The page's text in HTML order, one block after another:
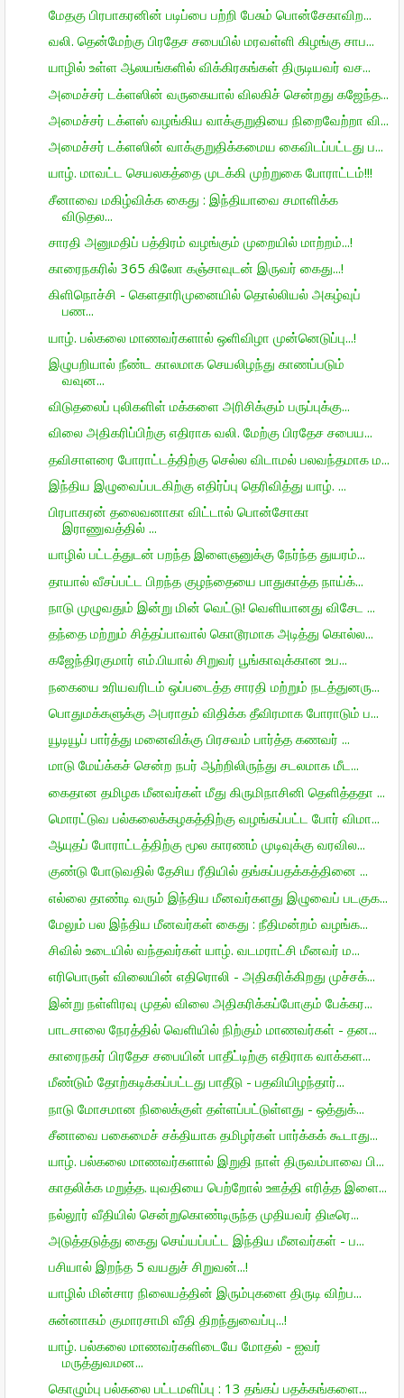
மேதகு பிரபாகரனின் படிப்பை பற்றி பேசும் பொன்சேகாவிற...
வலி. தென்மேற்கு பிரதேச சபையில் மரவள்ளி கிழங்கு சாப...
யாழில் உள்ள ஆலயங்களில் விக்கிரகங்கள் திருடியவர் வச...
அமைச்சர் டக்ளஸின் வருகையால் விலகிச் சென்றது கஜேந்த...
அமைச்சர் டக்ளஸ் வழங்கிய வாக்குறுதியை நிறைவேற்றா வி...
அமைச்சர் டக்ளஸின் வாக்குறுதிக்கமைய கைவிடப்பட்டது ப...
யாழ். மாவட்ட செயலகத்தை முடக்கி முற்றுகை போராட்டம்!!!
சீனாவை மகிழ்விக்க கைது : இந்தியாவை சமாளிக்க
விடுதல...
சாரதி அனுமதிப் பத்திரம் வழங்கும் முறையில் மாற்றம்...!
காரைநகரில் 365 கிலோ கஞ்சாவுடன் இருவர் கைது...!
கிளிநொச்சி - கெளதாரிமுனையில் தொல்லியல் அகழ்வுப்
பண...
யாழ். பல்கலை மாணவர்களால் ஒளிவிழா முன்னெடுப்பு...!
இழுபறியால் நீண்ட காலமாக செயலிழந்து காணப்படும்
வவுன...
விடுதலைப் புலிகளிள் மக்களை அரிசிக்கும் பருப்புக்கு...
விலை அதிகரிப்பிற்கு எதிராக வலி. மேற்கு பிரதேச சபைய...
தவிசாளரை போராட்டத்திற்கு செல்ல விடாமல் பலவந்தமாக ம...
இந்திய இழுவைப்படகிற்கு எதிர்ப்பு தெரிவித்து யாழ். ...
பிரபாகரன் தலைவனாகா விட்டால் பொன்சோகா
இராணுவத்தில் ...
யாழில் பட்டத்துடன் பறந்த இளைஞனுக்கு நேர்ந்த துயரம்...
தாயால் வீசப்பட்ட பிறந்த குழந்தையை பாதுகாத்த நாய்க்...
நாடு முழுவதும் இன்று மின் வெட்டு! வெளியானது விசேட ...
தந்தை மற்றும் சித்தப்பாவால் கொடூரமாக அடித்து கொல்ல...
கஜேந்திரகுமார் எம்.பியால் சிறுவர் பூங்காவுக்கான உப...
நகையை உரியவரிடம் ஒப்படைத்த சாரதி மற்றும் நடத்துனரு...
பொதுமக்களுக்கு அபராதம் விதிக்க தீவிரமாக போராடும் ப...
யூடியூப் பார்த்து மனைவிக்கு பிரசவம் பார்த்த கணவர் ...
மாடு மேய்க்கச் சென்ற நபர் ஆற்றிலிருந்து சடலமாக மீட...
கைதான தமிழக மீனவர்கள் மீது கிருமிநாசினி தெளித்ததா ...
மொரட்டுவ பல்கலைக்கழகத்திற்கு வழங்கப்பட்ட போர் விமா...
ஆயுதப் போராட்டத்திற்கு மூல காரணம் முடிவுக்கு வரவில...
குண்டு போடுவதில் தேசிய ரீதியில் தங்கப்பதக்கத்தினை ...
எல்லை தாண்டி வரும் இந்திய மீனவர்களது இழுவைப் படகுக...
மேலும் பல இந்திய மீனவர்கள் கைது : நீதிமன்றம் வழங்க...
சிவில் உடையில் வந்தவர்கள் யாழ். வடமராட்சி மீனவர் ம...
எரிபொருள் விலையின் எதிரொலி - அதிகரிக்கிறது முச்சக்...
இன்று நள்ளிரவு முதல் விலை அதிகரிக்கப்போகும் பேக்கர...
பாடசாலை நேரத்தில் வெளியில் நிற்கும் மாணவர்கள் - தன...
காரைநகர் பிரதேச சபையின் பாதீட்டிற்கு எதிராக வாக்கள...
மீண்டும் தோற்கடிக்கப்பட்டது பாதீடு - பதவியிழந்தார்...
நாடு மோசமான நிலைக்குள் தள்ளப்பட்டுள்ளது - ஒத்துக்...
சீனாவை பகைமைச் சக்தியாக தமிழர்கள் பார்க்கக் கூடாது...
யாழ். பல்கலை மாணவர்களால் இறுதி நாள் திருவம்பாவை பி...
காதலிக்க மறுத்த. யுவதியை பெற்றோல் ஊத்தி எரித்த இளை...
நல்லூர் வீதியில் சென்றுகொண்டிருந்த முதியவர் திடீரெ...
அடுத்தடுத்து கைது செய்யப்பட்ட இந்திய மீனவர்கள் - ப...
பசியால் இறந்த 5 வயதுச் சிறுவன்...!
யாழில் மின்சார நிலையத்தின் இரும்புகளை திருடி விற்ப...
சுன்னாகம் குமாரசாமி வீதி திறந்துவைப்பு...!
யாழ். பல்கலை மாணவர்களிடையே மோதல் - ஐவர்
மருத்துவமன...
கொழும்பு பல்கலை பட்டமளிப்பு : 13 தங்கப் பதக்கங்களை...